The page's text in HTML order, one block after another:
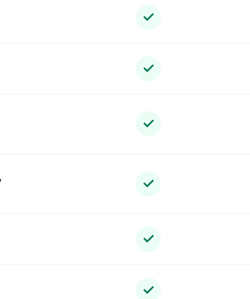
✓
✓
✓
✓
✓
✓